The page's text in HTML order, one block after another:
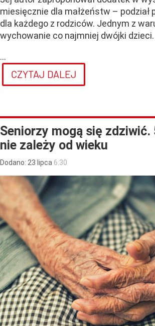
miesięcznie dla małżeństw – podział
dla każdego z rodziców. Jednym z
wychowanie co najmniej dwójki dzieci.
...
CZYTAJ DALEJ
Seniorzy mogą się zdziwić.
nie zależy od wieku
Dodano: 23 lipca 6:30